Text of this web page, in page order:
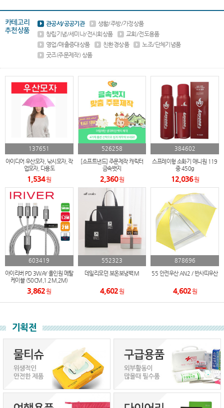
카테고리
추천상품
관공서/공공기관
생활/주방/가정상품
창립기념/세미나/전시회상품
교회/전도용품
영업/매출증대상품
친환경상품
노조/단체기념품
굿즈(주문제작) 상품
137651
아이디어 우산모자, 낚시모자, 작
업모자, 다용도
1,534원
526258
[소프트낸드] 주문제작 캐릭터
금속뱃지
2,360원
384602
스프레이형 소화기 애니원 119
중 450g
12,036원
603419
아이리버 PD 3WAY 올인원 메탈
케이블 (50CM,1.2M,2M)
3,862원
552323
데일리모던 보온보냉백 M
4,602원
878696
55 안전우산 AN2 / 반사띠우산
4,602원
기획전